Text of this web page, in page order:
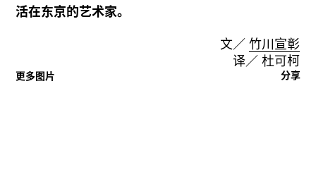
活在东京的艺术家。
文／ 竹川宣彰
译／ 杜可柯
更多图片 分享